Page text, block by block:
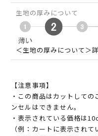
生地の厚みについて
＜生地の厚みについて＞
【注意事項】
・この商品はカットして
ンセルはできません。
・表示されている価格は
（例：カートに表示されて